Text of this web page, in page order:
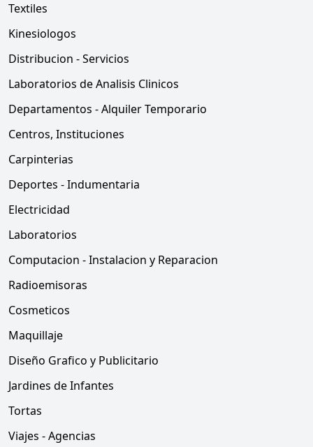
Textiles
Kinesiologos
Distribucion - Servicios
Laboratorios de Analisis Clinicos
Departamentos - Alquiler Temporario
Centros, Instituciones
Carpinterias
Deportes - Indumentaria
Electricidad
Laboratorios
Computacion - Instalacion y Reparacion
Radioemisoras
Cosmeticos
Maquillaje
Diseño Grafico y Publicitario
Jardines de Infantes
Tortas
Viajes - Agencias